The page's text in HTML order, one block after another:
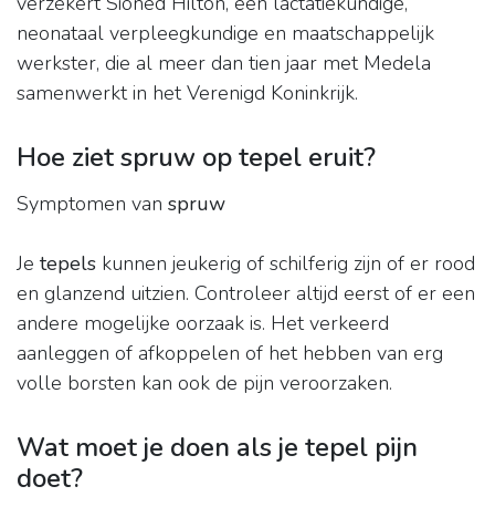
neonataal verpleegkundige en maatschappelijk
werkster, die al meer dan tien jaar met Medela
samenwerkt in het Verenigd Koninkrijk.
Hoe ziet spruw op tepel eruit?
Symptomen van spruw
Je tepels kunnen jeukerig of schilferig zijn of er rood
en glanzend uitzien. Controleer altijd eerst of er een
andere mogelijke oorzaak is. Het verkeerd
aanleggen of afkoppelen of het hebben van erg
volle borsten kan ook de pijn veroorzaken.
Wat moet je doen als je tepel pijn
doet?